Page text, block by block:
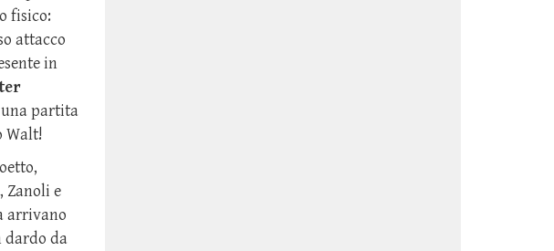
fisico:
attacco
in
partita
Walt!
Zanoli e
arrivano
dardo da